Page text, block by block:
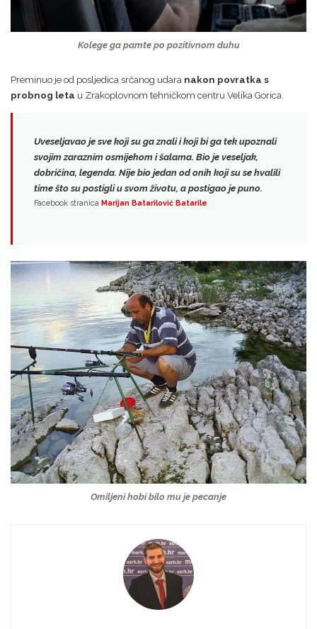
Kolege ga pamte po pozitivnom duhu
Preminuo je od posljedica srčanog udara nakon povratka s
probnog leta u Zrakoplovnom tehničkom centru Velika Gorica.
Uveseljavao je sve koji su ga znali i koji bi ga tek upoznali
svojim zaraznim osmijehom i šalama. Bio je veseljak,
dobričina, legenda. Nije bio jedan od onih koji su se hvalili
time što su postigli u svom životu, a postigao je puno.
Facebook stranica Marijan Batarilović Batarile
Omiljeni hobi bilo mu je pecanje